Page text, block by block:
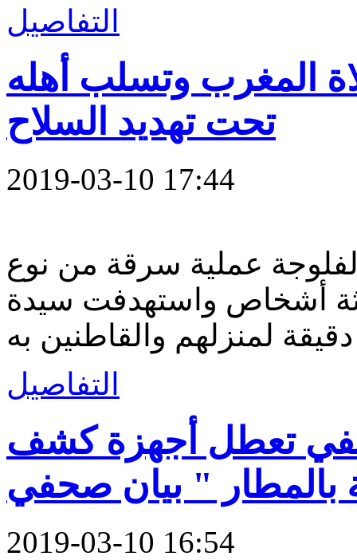
التفاصيل
المغرب وتسلب أهله
تحت تهديد السلاح
2019-03-10 17:44
عملية سرقة من نوع
أشخاص واستهدفت سيدة
التفاصيل
تنفي تعطل أجهزة كشف
2019-03-10 16:54